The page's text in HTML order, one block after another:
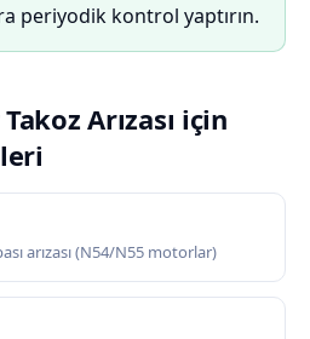
periyodik kontrol yaptırın.
Arızası için
arızası (N54/N55 motorlar)